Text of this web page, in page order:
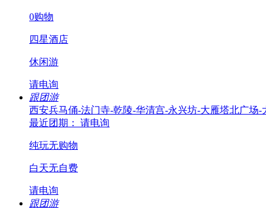
0购物
四星酒店
休闲游
请电询
跟团游
西安兵马俑-法门寺-乾陵-华清宫-永兴坊-大雁塔北广场-
最近团期： 请电询
纯玩无购物
白天无自费
请电询
跟团游